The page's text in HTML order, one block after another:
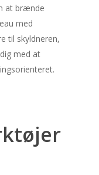
at brænde
med
til skyldneren,
med at
Krimigenren
os